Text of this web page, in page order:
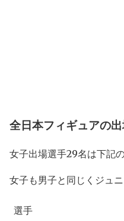
全日本フィギュアの
女子出場選手29名は下記の
女子も男子と同じくジュ
選手